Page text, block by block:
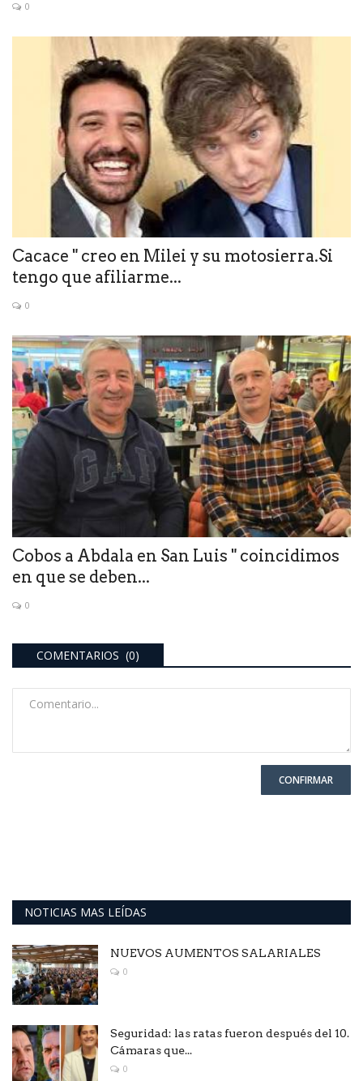
0
Cacace " creo en Milei y su motosierra.Si
tengo que afiliarme...
0
Cobos a Abdala en San Luis " coincidimos
en que se deben...
0
COMENTARIOS (0)
CONFIRMAR
NOTICIAS MAS LEÍDAS
NUEVOS AUMENTOS SALARIALES
0
Seguridad: las ratas fueron después del 10.
Cámaras que...
0